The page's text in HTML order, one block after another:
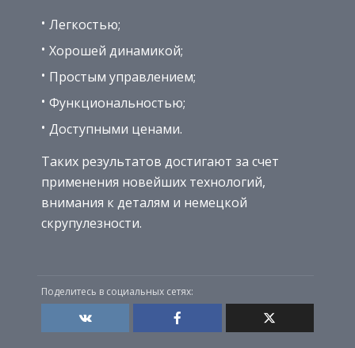
Легкостью;
Хорошей динамикой;
Простым управлением;
Функциональностью;
Доступными ценами.
Таких результатов достигают за счет
применения новейших технологий,
внимания к деталям и немецкой
скрупулезности.
Поделитесь в социальных сетях: